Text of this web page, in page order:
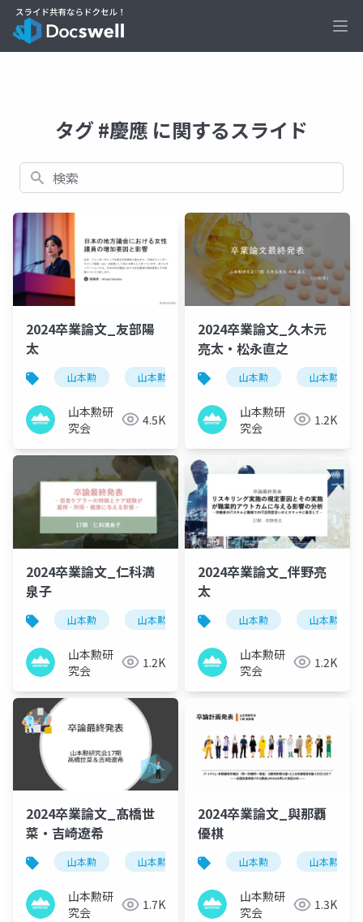
タグ #慶應 に関するスライド
検索
2024卒業論文_友部陽
太
山本勲 山本勲研究会 計量経済 stata
山本勲研
究会
4.5K
2024卒業論文_久木元
亮太・松永直之
山本勲 山本勲研究
山本勲研
究会
1.2K
2024卒業論文_仁科満
泉子
山本勲 山本勲研究会 計量経済 stata
山本勲研
究会
1.2K
2024卒業論文_伴野亮
太
山本勲 山本勲研究
山本勲研
究会
1.2K
2024卒業論文_髙橋世
菜・吉崎​遼希
山本勲 山本勲研究会 計量経済 stata
山本勲研
究会
1.7K
2024卒業論文_與那覇
優棋
山本勲 山本勲研究
山本勲研
究会
1.3K